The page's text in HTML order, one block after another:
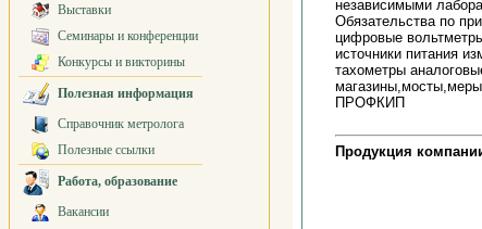
Выставки
Семинары и конференции
Конкурсы и викторины
Полезная информация
Справочник метролога
Полезные ссылки
Работа, образование
Вакансии
независимыми
Обязательства по
цифровые
источники питания
тахометры
ПРОФКИП
Продукция